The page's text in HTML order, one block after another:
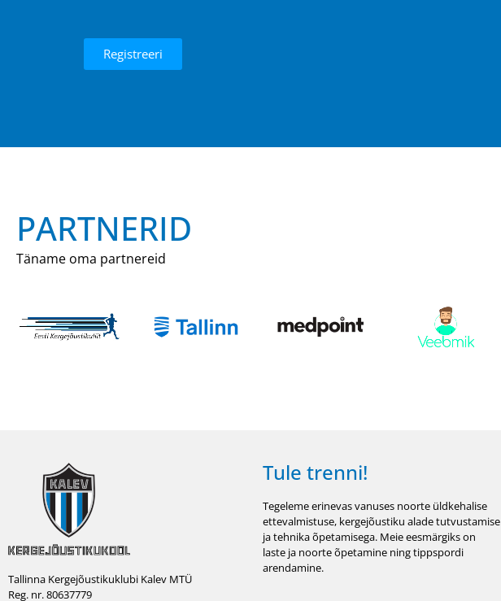
Registreeri
PARTNERID
Täname oma partnereid
Tallinna Kergejõustikuklubi Kalev MTÜ
Reg. nr. 80637779
Tule trenni!
Tegeleme erinevas vanuses noorte üldkehalise
ettevalmistuse, kergejõustiku alade tutvustamise
ja tehnika õpetamisega. Meie eesmärgiks on
laste ja noorte õpetamine ning tippspordi
arendamine.